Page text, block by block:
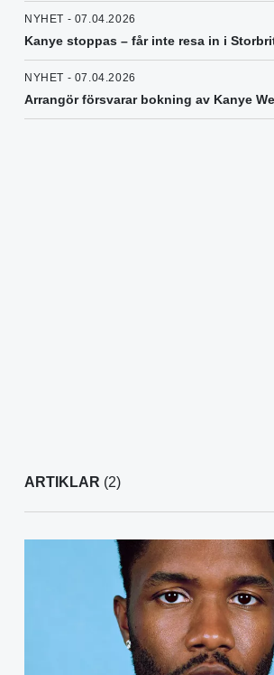
NYHET - 07.04.2026
Kanye stoppas – får inte resa in i
NYHET - 07.04.2026
Arrangör försvarar bokning av Kanye
ARTIKLAR (2)